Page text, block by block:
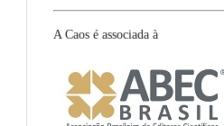
A Caos é associada à